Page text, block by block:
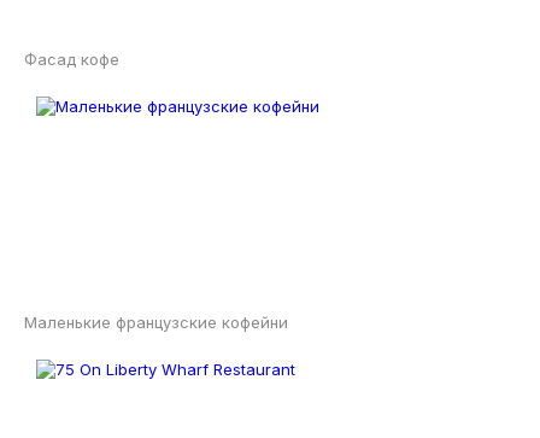
Фасад кофе
Маленькие французские кофейни